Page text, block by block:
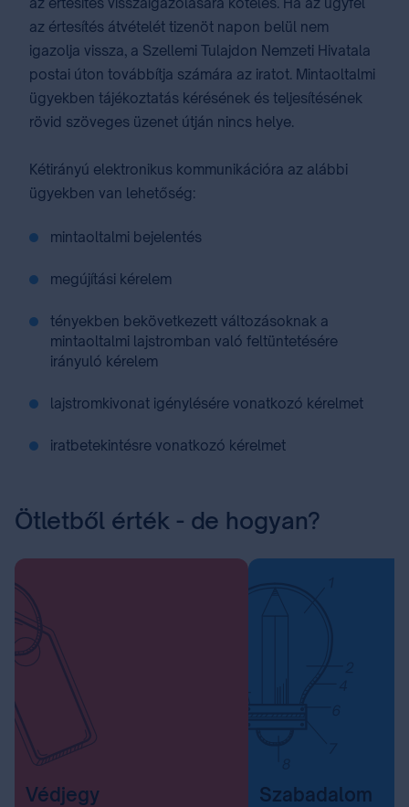
az értesítés átvételét tizenöt napon belül nem
igazolja vissza, a Szellemi Tulajdon Nemzeti Hivatala
postai úton továbbítja számára az iratot. Mintaoltalmi
ügyekben tájékoztatás kérésének és teljesítésének
rövid szöveges üzenet útján nincs helye.
Kétirányú elektronikus kommunikációra az alábbi
ügyekben van lehetőség:
mintaoltalmi bejelentés
megújítási kérelem
tényekben bekövetkezett változásoknak a
mintaoltalmi lajstromban való feltüntetésére
irányuló kérelem
lajstromkivonat igénylésére vonatkozó kérelmet
iratbetekintésre vonatkozó kérelmet
Ötletből érték - de hogyan?
Védjegy Szabadalom